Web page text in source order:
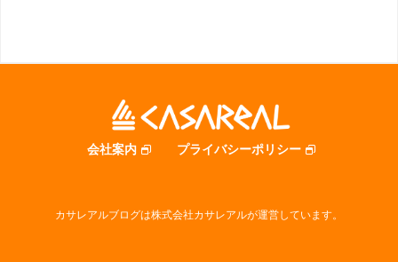
会社案内 プライバシーポリシー
カサレアルブログは株式会社カサレアルが運営しています。